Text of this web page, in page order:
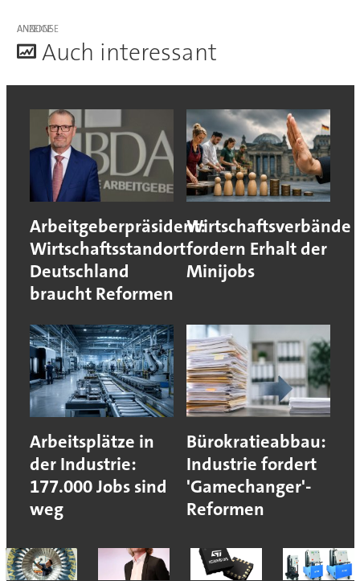
ANZEIGE
Auch interessant
Arbeitgeberpräsident:
Wirtschaftsstandort
Deutschland
braucht Reformen
Wirtschaftsverbände
fordern Erhalt der
Minijobs
Arbeitsplätze in
der Industrie:
177.000 Jobs sind
weg
Bürokratieabbau:
Industrie fordert
'Gamechanger'-
Reformen